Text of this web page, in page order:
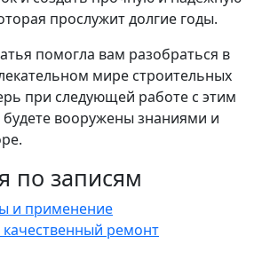
прослужит долгие годы.
помогла вам разобраться в
мире строительных
при следующей работе с этим
вооружены знаниями и
по записям
и применение
качественный ремонт